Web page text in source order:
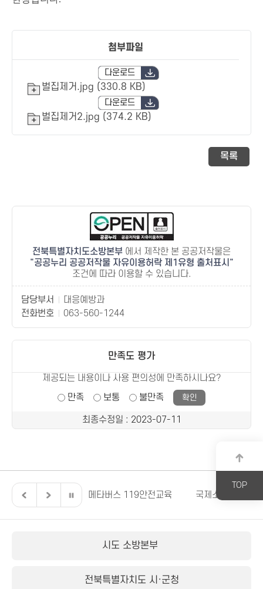
첨부파일
다운로드
벌집제거.jpg (330.8 KB)
다운로드
벌집제거2.jpg (374.2 KB)
목록
전북특별자치도소방본부 에서 제작한 본 공공저작물은
공공누리 공공저작물 자유이용허락 제1유형 출처표시
조건에 따라 이용할 수 있습니다.
담당부서
대응예방과
전화번호
063-560-1244
만족도 평가
제공되는 내용이나 사용 편의성에 만족하시나요?
만족
보통 불만족
최종수정일 : 2023-07-11
TOP
전북특별자치도 메타버스 119안전교육 국제소방안전박
시도 소방본부
전북특별자치도 시·군청